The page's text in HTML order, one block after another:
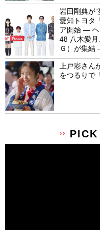
岩田剛典が”
愛知トヨタ
ア開始 ― ヘ
48 八木愛月
Ｇ）が集結
上戸彩さん
をつるりで